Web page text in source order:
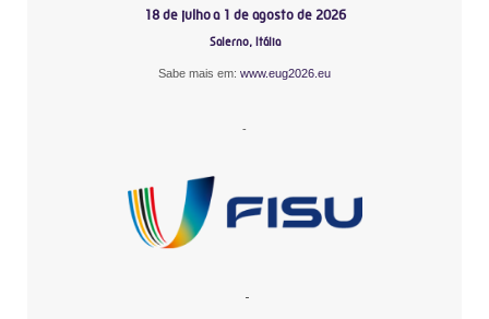
18 de julho a 1 de agosto de 2026
Salerno, Itália
Sabe mais em: www.eug2026.eu
-
-